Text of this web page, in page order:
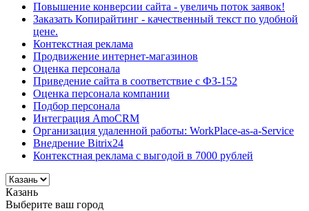
Повышение конверсии сайта - увеличь поток заявок!
Заказать Копирайтинг - качественный текст по удобной
цене.
Контекстная реклама
Продвижение интернет-магазинов
Оценка персонала
Приведение сайта в соответствие с ФЗ-152
Оценка персонала компании
Подбор персонала
Интеграция AmoCRM
Организация удаленной работы: WorkPlace-as-a-Service
Внедрение Bitrix24
Контекстная реклама с выгодой в 7000 рублей
Казань
Выберите ваш город